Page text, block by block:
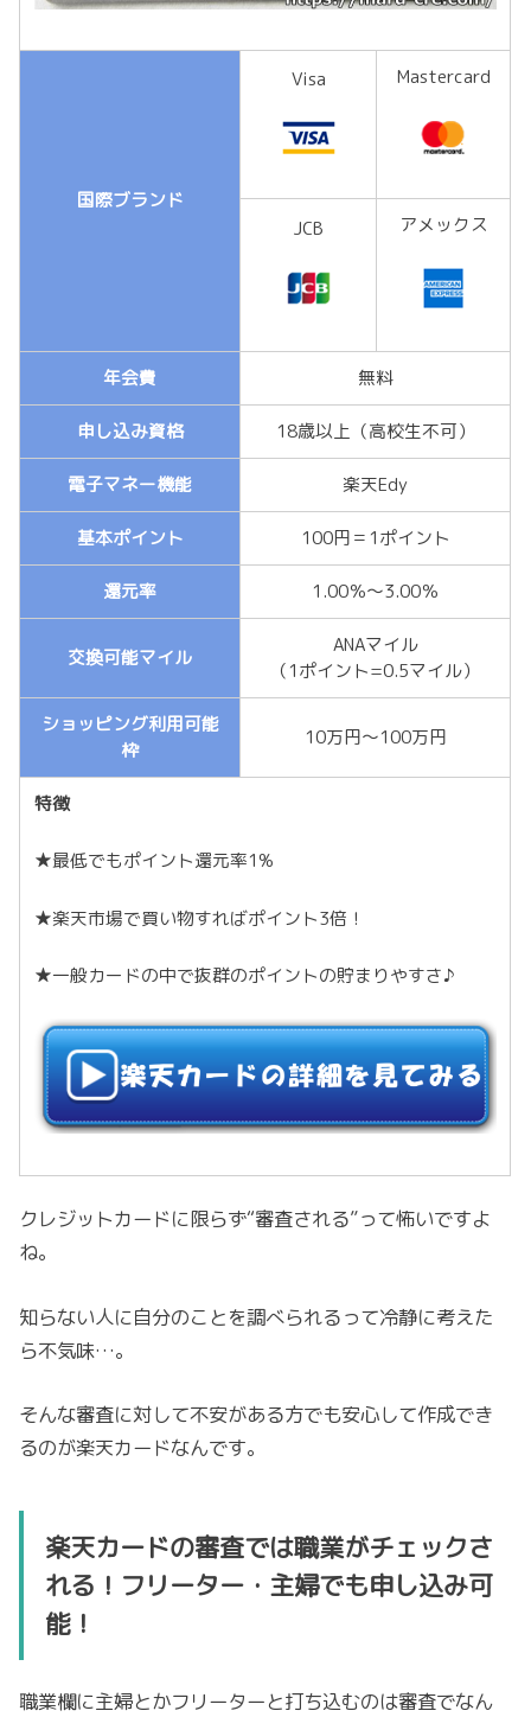
国際ブランド
Visa Mastercard
JCB アメックス
年会費 無料
申し込み資格 18歳以上（高校生不可）
電子マネー機能 楽天Edy
基本ポイント 100円＝1ポイント
還元率 1.00％～3.00％
交換可能マイル
ANAマイル
（1ポイント=0.5マイル）
ショッピング利用可能
枠
10万円～100万円
特徴
★最低でもポイント還元率1%
★楽天市場で買い物すればポイント3倍！
★一般カードの中で抜群のポイントの貯まりやすさ♪
クレジットカードに限らず“審査される”って怖いですよ
ね。
知らない人に自分のことを調べられるって冷静に考えた
ら不気味…。
そんな審査に対して不安がある方でも安心して作成でき
るのが楽天カードなんです。
楽天カードの審査では職業がチェックさ
れる！フリーター・主婦でも申し込み可
能！
職業欄に主婦とかフリーターと打ち込むのは審査でなん